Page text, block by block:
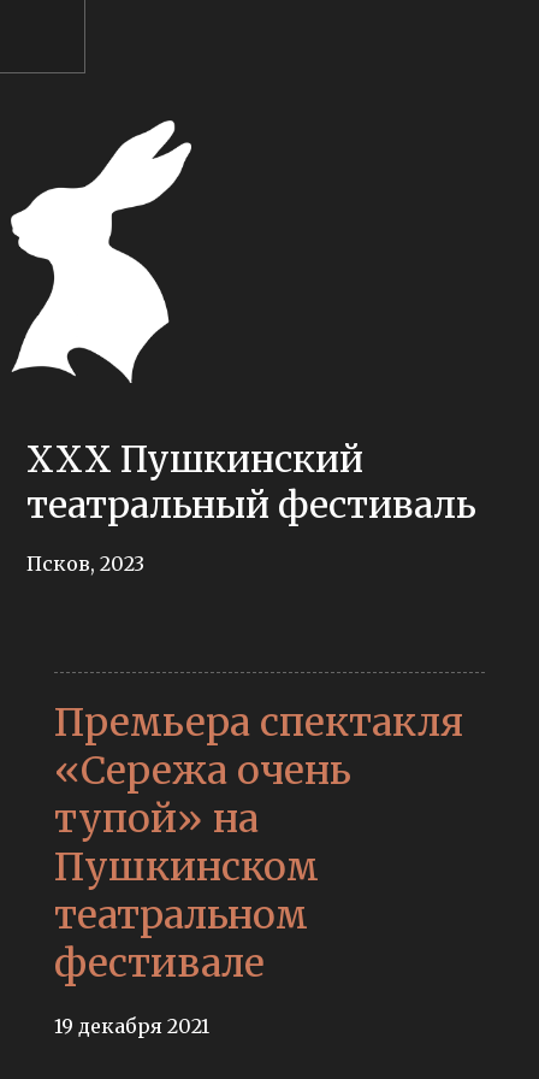
XXX Пушкинский
театральный фестиваль
Псков, 2023
Премьера спектакля
«Сережа очень
тупой» на
Пушкинском
театральном
фестивале
19 декабря 2021